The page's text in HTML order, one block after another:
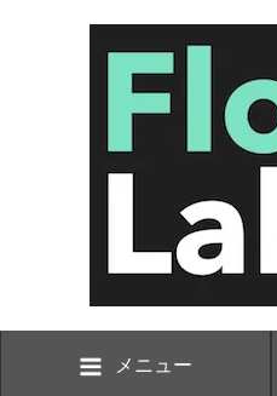
メニュー